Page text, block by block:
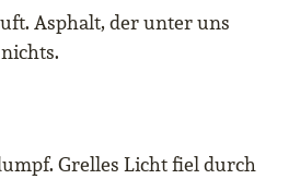
Asphalt, der unter uns
Grelles Licht fiel durch